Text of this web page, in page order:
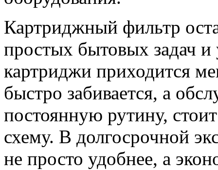
Картриджный фильтр
простых бытовых задач
картриджи приходится
быстро забивается, а
постоянную рутину,
схему. В долгосрочной
не просто удобнее, а